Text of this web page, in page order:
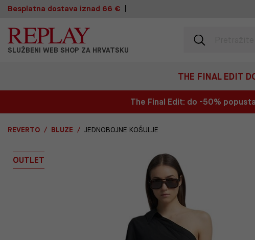
Besplatna dostava iznad 66 €
SLUŽBENI WEB SHOP ZA HRVATSKU
THE FINAL EDIT
The Final Edit: do -50%
REVERTO BLUZE JEDNOBOJNE KOŠULJE
OUTLET